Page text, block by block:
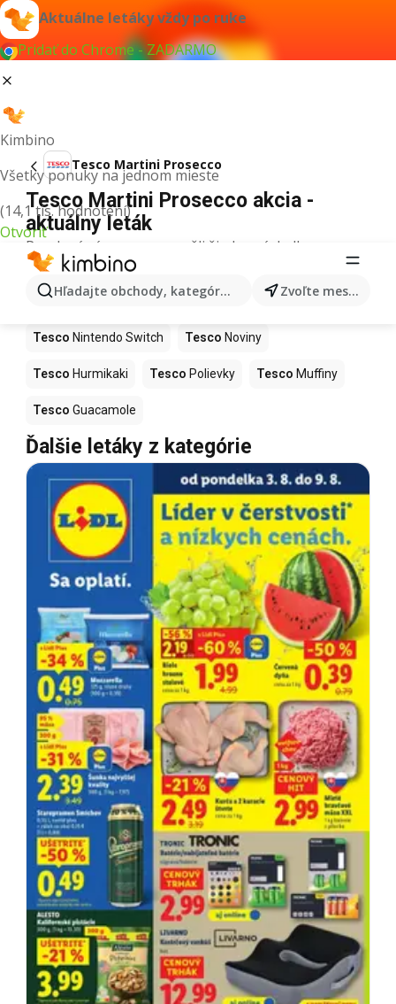
Aktuálne letáky vždy po ruke
Pridať do Chrome - ZADARMO
Kimbino
Všetky ponuky na jednom mieste
(14,1 tis. hodnotení)
Otvoriť
Hľadajte obchody, kategórie, produkty... Zvoľte mesto
Tesco Martini Prosecco
Tesco Martini Prosecco akcia -
aktuálny leták
Pre daný výraz sme nenašli žiadne výsledky.
Ďalšie produkty v obchodoch Tesco
Tesco Kapor Tesco Ashwagandha
Tesco Nintendo Switch Tesco Noviny
Tesco Hurmikaki Tesco Polievky Tesco Muffiny
Tesco Guacamole
Ďalšie letáky z kategórie